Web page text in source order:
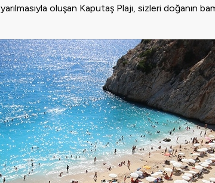
yarılmasıyla oluşan Kaputaş Plajı, sizleri doğanın